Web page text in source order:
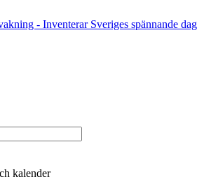
kalender